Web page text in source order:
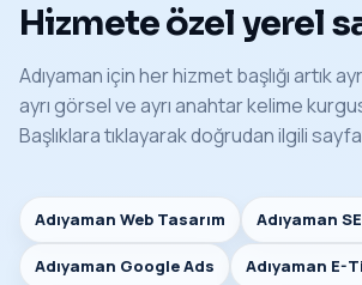
Hizmete özel yerel
Adıyaman için her hizmet başlığı artık
ayrı görsel ve ayrı anahtar kelime
Başlıklara tıklayarak doğrudan ilgili
Adıyaman Web Tasarım Adıyaman
Adıyaman Google Ads Adıyaman E-